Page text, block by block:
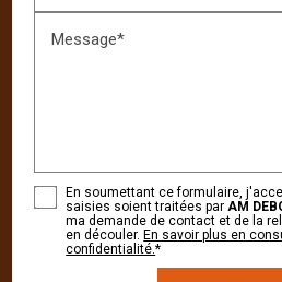
Message*
En soumettant ce formulaire,
saisies soient traitées parAM
ma demande de contact et de la
en découler. En savoir plus en
confidentialité.*